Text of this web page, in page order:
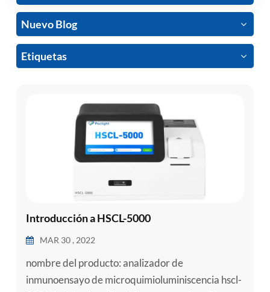
Nuevo Blog
Etiquetas
Introducción a HSCL-5000
MAR 30 , 2022
nombre del producto: analizador de
inmunoensayo de microquimioluminiscencia hscl-